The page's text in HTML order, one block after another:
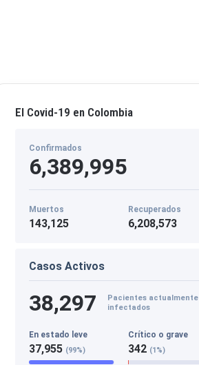
El Covid-19 en Colombia
Confirmados
6,389,995
Muertos
143,125
Recuperados
6,208,573
Casos Activos
38,297
Pacientes actualmente
infectados
En estado leve
37,955 (99%)
Crítico o grave
342 (1%)